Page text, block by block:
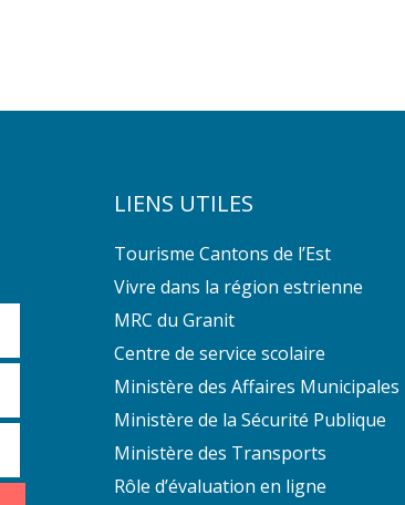
LIENS UTILES
Tourisme Cantons de l’Est
Vivre dans la région estrienne
MRC du Granit
Centre de service scolaire
Ministère des Affaires Municipales
Ministère de la Sécurité Publique
Ministère des Transports
Rôle d’évaluation en ligne